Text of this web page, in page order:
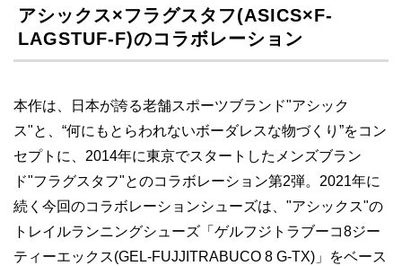
アシックス×フラグスタフ(ASICS×F-
LAGSTUF-F)のコラボレーション
本作は、日本が誇る老舗スポーツブランド"アシック
ス"と、“何にもとらわれないボーダレスな物づくり”をコン
セプトに、2014年に東京でスタートしたメンズブラン
ド"フラグスタフ"とのコラボレーション第2弾。2021年に
続く今回のコラボレーションシューズは、"アシックス"の
トレイルランニングシューズ「ゲルフジトラブーコ8ジー
ティーエックス(GEL-FUJJITRABUCO 8 G-TX)」をベース